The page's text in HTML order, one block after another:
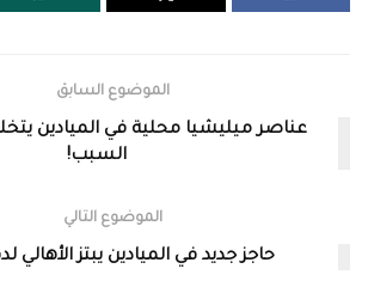
الموضوع السابق
عناصر ميليشيا محلية في الميادين
السبب!
الموضوع التالي
حاجز جديد في الميادين يبتز الأهالي